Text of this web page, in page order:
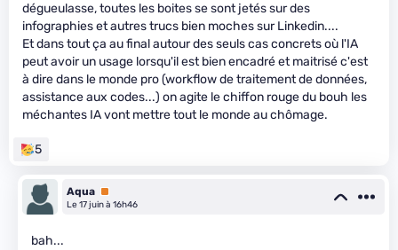
dégueulasse, toutes les boites se sont jetés sur des
infographies et autres trucs bien moches sur Linkedin....
Et dans tout ça au final autour des seuls cas concrets où l'IA
peut avoir un usage lorsqu'il est bien encadré et maitrisé c'est
à dire dans le monde pro (workflow de traitement de données,
assistance aux codes...) on agite le chiffon rouge du bouh les
méchantes IA vont mettre tout le monde au chômage.
5
Aqua Premium
Le 17 juin à 16h46
bah...